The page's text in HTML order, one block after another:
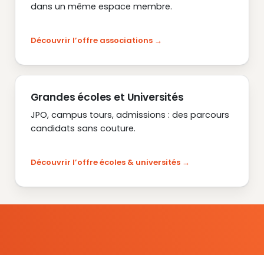
dans un même espace membre.
Découvrir l’offre associations
Grandes écoles et Universités
JPO, campus tours, admissions : des parcours
candidats sans couture.
Découvrir l’offre écoles & universités